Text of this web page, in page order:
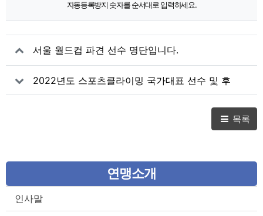
자동등록방지 숫자를 순서대로 입력하세요.
서울 월드컵 파견 선수 명단입니다.
2022년도 스포츠클라이밍 국가대표 선수 및 후
보선수 명단입니다.
목록
연맹소개
인사말